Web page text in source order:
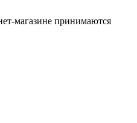
магазине принимаются